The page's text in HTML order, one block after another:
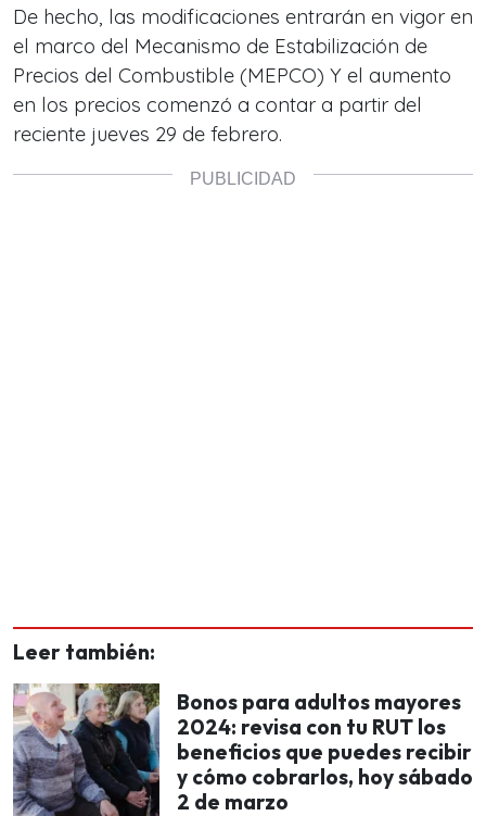
De hecho, las modificaciones entrarán en vigor en
el marco del Mecanismo de Estabilización de
Precios del Combustible (MEPCO) Y el aumento
en los precios comenzó a contar a partir del
reciente jueves 29 de febrero.
Leer también:
Bonos para adultos mayores
2024: revisa con tu RUT los
beneficios que puedes recibir
y cómo cobrarlos, hoy sábado
2 de marzo